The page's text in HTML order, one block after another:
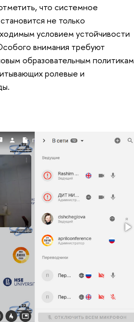
что системное
не только
условием устойчивости
внимания требуют
образовательным политикам
ролевые и